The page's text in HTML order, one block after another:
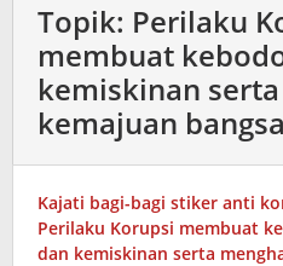
Topik: Perilaku
membuat
kemiskinan
kemajuan bangsa
Kajati bagi-bagi stiker anti
Perilaku Korupsi membuat
dan kemiskinan serta